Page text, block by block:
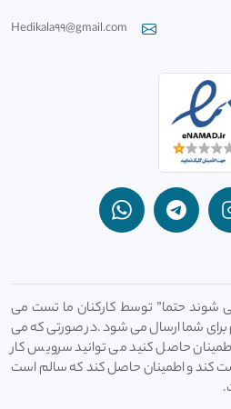
Hedikala99@gmail.com
شوند حتما” توسط کارکنان ما تست می
برای شما ارسال می شود .در صورتی که می
حاصل کنید می توانید سرویس کار
تست کند و اطمینان حاصل کند که سالم است